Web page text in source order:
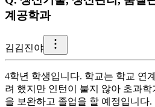
계공학과
김김진야
4학년 학생입니다. 학교는 학교 연
려 했지만 인턴이 붙지 않아 초과
을 보완하고 졸업을 할 예정입니다